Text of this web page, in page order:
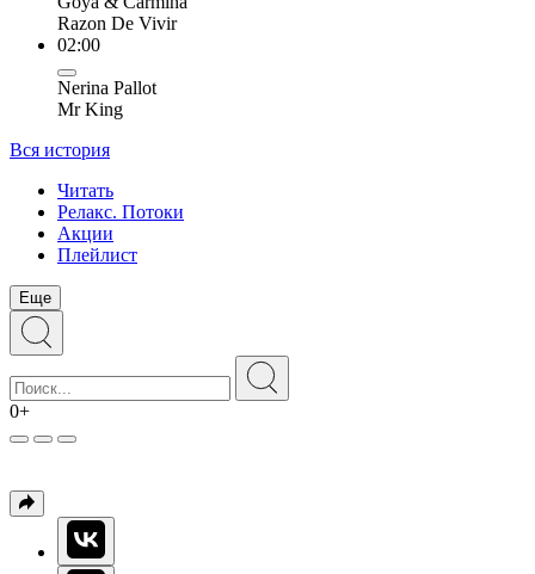
Razon De Vivir
02:00
Nerina Pallot
Mr King
Вся история
Читать
Релакс. Потоки
Акции
Плейлист
Еще
0+